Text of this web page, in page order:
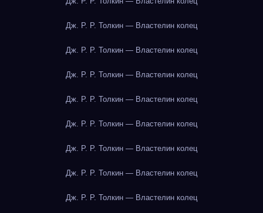
Дж. Р. Р. Толкин — Властелин колец
Дж. Р. Р. Толкин — Властелин колец
Дж. Р. Р. Толкин — Властелин колец
Дж. Р. Р. Толкин — Властелин колец
Дж. Р. Р. Толкин — Властелин колец
Дж. Р. Р. Толкин — Властелин колец
Дж. Р. Р. Толкин — Властелин колец
Дж. Р. Р. Толкин — Властелин колец